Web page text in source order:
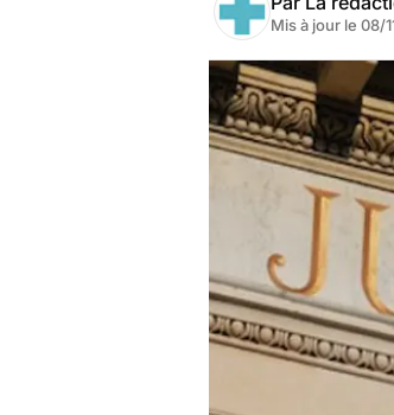
Mis à jour le 08/